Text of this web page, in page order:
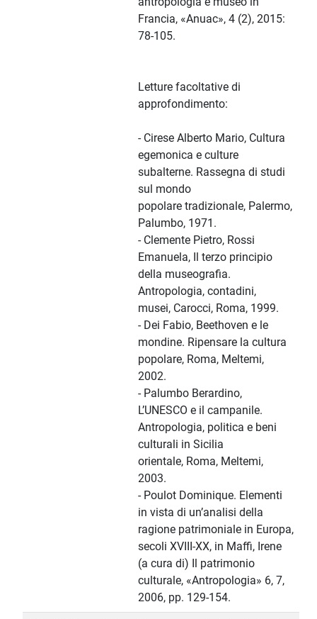
Francia, «Anuac», 4 (2), 2015:
78-105.
Letture facoltative di
approfondimento:
- Cirese Alberto Mario, Cultura
egemonica e culture
subalterne. Rassegna di studi
sul mondo
popolare tradizionale, Palermo,
Palumbo, 1971.
- Clemente Pietro, Rossi
Emanuela, Il terzo principio
della museografia.
Antropologia, contadini,
musei, Carocci, Roma, 1999.
- Dei Fabio, Beethoven e le
mondine. Ripensare la cultura
popolare, Roma, Meltemi,
2002.
- Palumbo Berardino,
L’UNESCO e il campanile.
Antropologia, politica e beni
culturali in Sicilia
orientale, Roma, Meltemi,
2003.
- Poulot Dominique. Elementi
in vista di un’analisi della
ragione patrimoniale in Europa,
secoli XVIII-XX, in Maffi, Irene
(a cura di) Il patrimonio
culturale, «Antropologia» 6, 7,
2006, pp. 129-154.